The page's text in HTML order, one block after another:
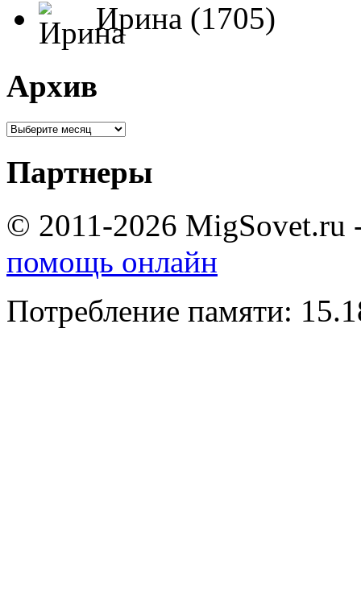
Ирина (1705)
Архив
Партнеры
© 2011-2026 MigSovet.ru
помощь онлайн
Потребление памяти: